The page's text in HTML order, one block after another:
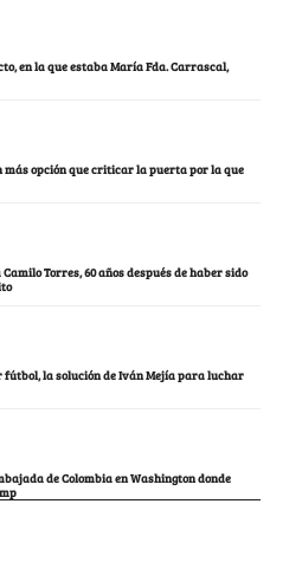
en la que estaba María Fda. Carrascal,
más opción que criticar la puerta por la que
Torres, 60 años después de haber sido
la solución de Iván Mejía para luchar
de Colombia en Washington donde